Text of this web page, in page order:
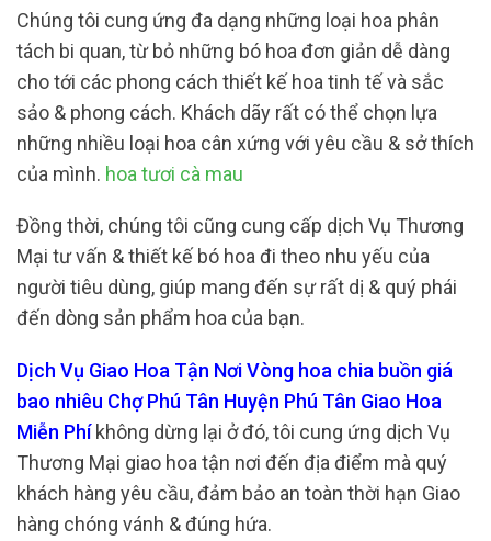
Chúng tôi cung ứng đa dạng những loại hoa phân
tách bi quan, từ bỏ những bó hoa đơn giản dễ dàng
cho tới các phong cách thiết kế hoa tinh tế và sắc
sảo & phong cách. Khách dãy rất có thể chọn lựa
những nhiều loại hoa cân xứng với yêu cầu & sở thích
của mình. hoa tươi cà mau
Đồng thời, chúng tôi cũng cung cấp dịch Vụ Thương
Mại tư vấn & thiết kế bó hoa đi theo nhu yếu của
người tiêu dùng, giúp mang đến sự rất dị & quý phái
đến dòng sản phẩm hoa của bạn.
Dịch Vụ Giao Hoa Tận Nơi Vòng hoa chia buồn giá
bao nhiêu Chợ Phú Tân Huyện Phú Tân Giao Hoa
Miễn Phíkhông dừng lại ở đó, tôi cung ứng dịch Vụ
Thương Mại giao hoa tận nơi đến địa điểm mà quý
khách hàng yêu cầu, đảm bảo an toàn thời hạn Giao
hàng chóng vánh & đúng hứa.